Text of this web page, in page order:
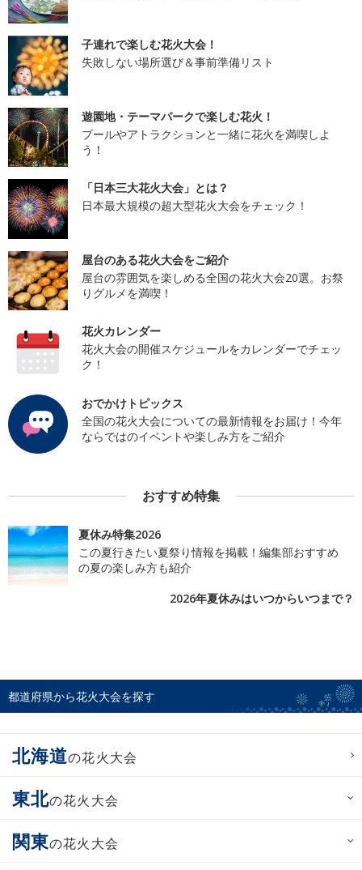
子連れで楽しむ花火大会！
失敗しない場所選び＆事前準備リスト
遊園地・テーマパークで楽しむ花火！
プールやアトラクションと一緒に花火を満喫しよ
う！
「日本三大花火大会」とは？
日本最大規模の超大型花火大会をチェック！
屋台のある花火大会をご紹介
屋台の雰囲気を楽しめる全国の花火大会20選。お祭
りグルメを満喫！
花火カレンダー
花火大会の開催スケジュールをカレンダーでチェッ
ク！
おでかけトピックス
全国の花火大会についての最新情報をお届け！今年
ならではのイベントや楽しみ方をご紹介
おすすめ特集
夏休み特集2026
この夏行きたい夏祭り情報を掲載！編集部おすすめ
の夏の楽しみ方も紹介
2026年夏休みはいつからいつまで？
都道府県から花火大会を探す
北海道の花火大会
東北の花火大会
関東の花火大会